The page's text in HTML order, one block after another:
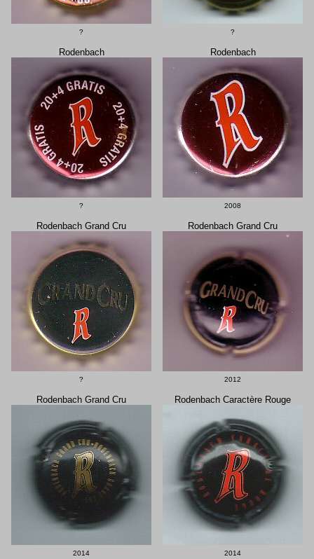
? ?
Rodenbach
?
Rodenbach
2008
Rodenbach Grand Cru
?
Rodenbach Grand Cru
2012
Rodenbach Grand Cru
2014
Rodenbach Caractère Rouge
2014